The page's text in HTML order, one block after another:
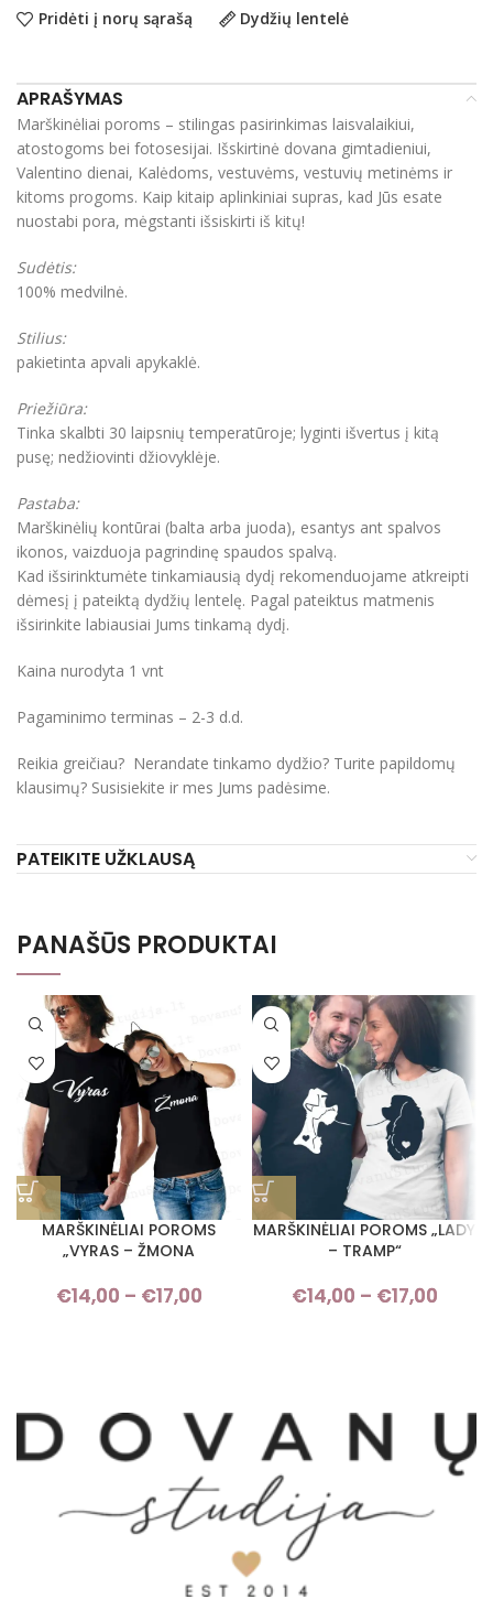
Pridėti į norų sąrašą Dydžių lentelė
APRAŠYMAS
Marškinėliai poroms – stilingas pasirinkimas laisvalaikiui,
atostogoms bei fotosesijai. Išskirtinė dovana gimtadieniui,
Valentino dienai, Kalėdoms, vestuvėms, vestuvių metinėms ir
kitoms progoms. Kaip kitaip aplinkiniai supras, kad Jūs esate
nuostabi pora, mėgstanti išsiskirti iš kitų!
Sudėtis:
100% medvilnė.
Stilius:
pakietinta apvali apykaklė.
Priežiūra:
Tinka skalbti 30 laipsnių temperatūroje; lyginti išvertus į kitą
pusę; nedžiovinti džiovyklėje.
Pastaba:
Marškinėlių kontūrai (balta arba juoda), esantys ant spalvos
ikonos, vaizduoja pagrindinę spaudos spalvą.
Kad išsirinktumėte tinkamiausią dydį rekomenduojame atkreipti
dėmesį į pateiktą dydžių lentelę. Pagal pateiktus matmenis
išsirinkite labiausiai Jums tinkamą dydį.
Kaina nurodyta 1 vnt
Pagaminimo terminas – 2-3 d.d.
Reikia greičiau? Nerandate tinkamo dydžio? Turite papildomų
klausimų? Susisiekite ir mes Jums padėsime.
PATEIKITE UŽKLAUSĄ
PANAŠŪS PRODUKTAI
MARŠKINĖLIAI POROMS
„VYRAS – ŽMONA
€14,00 – €17,00
Price range: €14,00 through
MARŠKINĖLIAI POROMS „LADY
– TRAMP“
€14,00 – €17,00